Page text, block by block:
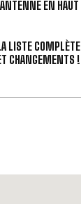
EN HAUT
LISTE COMPLÈTE
CHANGEMENTS !